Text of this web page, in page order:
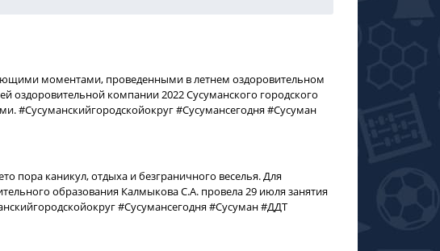
моментами, проведенными в летнем оздоровительном
оздоровительной компании 2022 Сусуманского городского
#Сусуманскийгородскойокруг #Сусумансегодня #Сусуман
пора каникул, отдыха и безграничного веселья. Для
образования Калмыкова С.А. провела 29 июля занятия
#Сусумансегодня #Сусуман #ДДТ